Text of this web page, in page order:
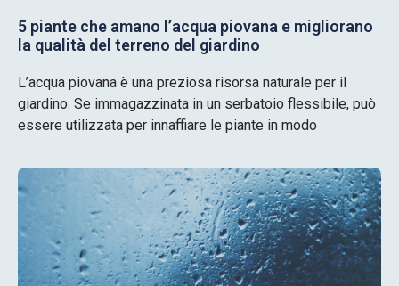
5 piante che amano l’acqua piovana e migliorano
la qualità del terreno del giardino
L’acqua piovana è una preziosa risorsa naturale per il
giardino. Se immagazzinata in un serbatoio flessibile, può
essere utilizzata per innaffiare le piante in modo